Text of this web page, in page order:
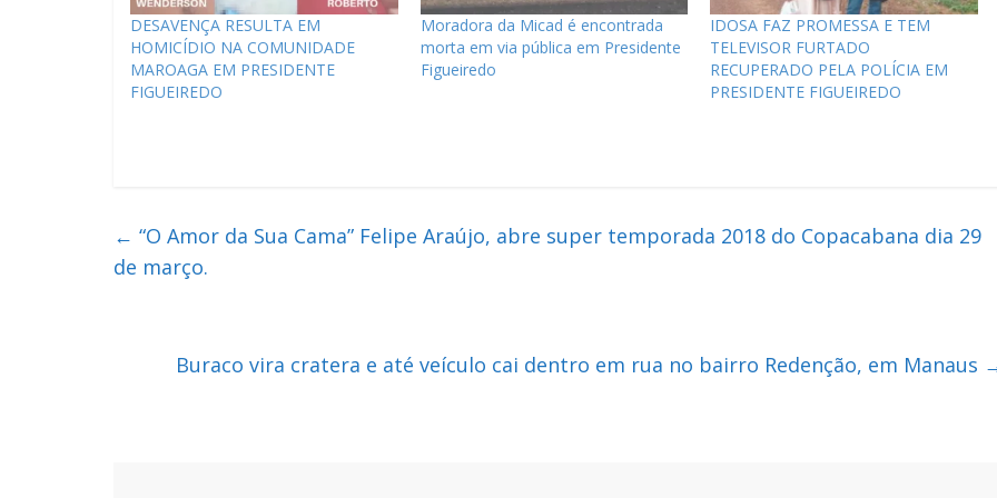
DESAVENÇA RESULTA EM
HOMICÍDIO NA COMUNIDADE
MAROAGA EM PRESIDENTE
FIGUEIREDO
Moradora da Micad é encontrada
morta em via pública em Presidente
Figueiredo
IDOSA FAZ PROMESSA E TEM
TELEVISOR FURTADO
RECUPERADO PELA POLÍCIA EM
PRESIDENTE FIGUEIREDO
← “O Amor da Sua Cama” Felipe Araújo, abre super temporada 2018 do Copacabana dia 29
de março.
Buraco vira cratera e até veículo cai dentro em rua no bairro Redenção, em Manaus